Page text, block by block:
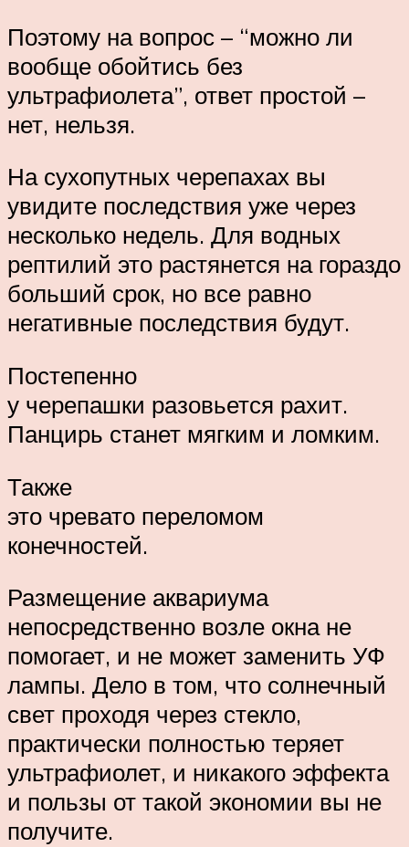
Поэтому на вопрос – “можно ли
вообще обойтись без
ультрафиолета”, ответ простой –
нет, нельзя.
На сухопутных черепахах вы
увидите последствия уже через
несколько недель. Для водных
рептилий это растянется на гораздо
больший срок, но все равно
негативные последствия будут.
Постепенно
у черепашки разовьется рахит.
Панцирь станет мягким и ломким.
Также
это чревато переломом
конечностей.
Размещение аквариума
непосредственно возле окна не
помогает, и не может заменить УФ
лампы. Дело в том, что солнечный
свет проходя через стекло,
практически полностью теряет
ультрафиолет, и никакого эффекта
и пользы от такой экономии вы не
получите.